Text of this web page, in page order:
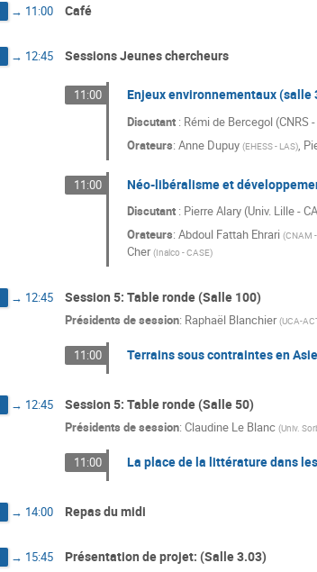
→ 11:00 Café
→ 12:45 Sessions Jeunes chercheurs
11:00 Enjeux environnementaux (salle
Discutant: Rémi de Bercegol (CNRS
Orateurs: Anne Dupuy (EHESS - LAS),
11:00 Néo-libéralisme et
Discutant: Pierre Alary (Univ. Lille -
Orateurs: Abdoul Fattah Ehrari (CNAM
Cher (Inalco - CASE)
→ 12:45 Session 5: Table ronde (Salle 100)
Présidents de session: Raphaël Blanchier (UCA-
11:00 Terrains sous contraintes en Asie
→ 12:45 Session 5: Table ronde (Salle 50)
Présidents de session: Claudine Le Blanc (Univ.
11:00 La place de la littérature dans
→ 14:00 Repas du midi
→ 15:45 Présentation de projet: (Salle 3.03)